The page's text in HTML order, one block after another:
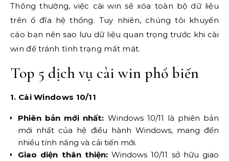
Thông thường, việc cài win sẽ xóa toàn bộ dữ liệu
trên ổ đĩa hệ thống. Tuy nhiên, chúng tôi khuyến
cáo bạn nên sao lưu dữ liệu quan trọng trước khi cài
win để tránh tình trạng mất mát.
Top 5 dịch vụ cài win phổ biến
1. Cài Windows 10/11
Phiên bản mới nhất: Windows 10/11 là phiên bản
mới nhất của hệ điều hành Windows, mang đến
nhiều tính năng và cải tiến mới.
Giao diện thân thiện:Windows 10/11 sở hữu giao